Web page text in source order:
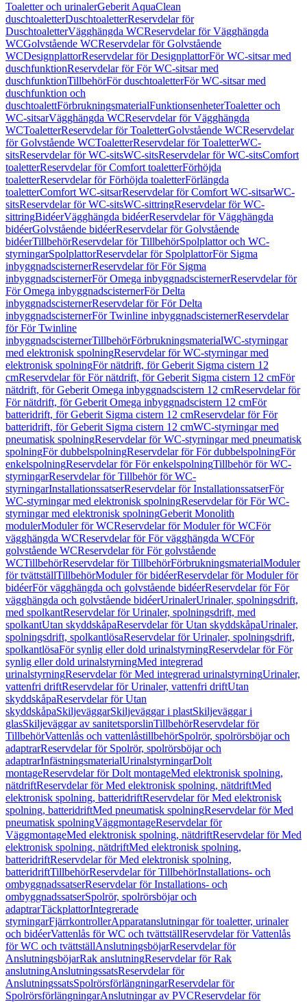
Toaletter och urinalerGeberit AquaClean
duschtoaletterDuschtoaletterReservdelar för
DuschtoaletterVägghängda WCReservdelar för Vägghängda
WCGolvstående WCReservdelar för Golvstående
WCDesignplattorReservdelar för DesignplattorFör WC-sitsar med
duschfunktionReservdelar för För WC-sitsar med
duschfunktionTillbehörFör duschtoaletterFör WC-sitsar med
duschfunktion och
duschtoalettFörbrukningsmaterialFunktionsenheterToaletter och
WC-sitsarVägghängda WCReservdelar för Vägghängda
WCToaletterReservdelar för ToaletterGolvstående WCReservdelar
för Golvstående WCToaletterReservdelar för ToaletterWC-
sitsReservdelar för WC-sitsWC-sitsReservdelar för WC-sitsComfort
toaletterReservdelar för Comfort toaletterFörhöjda
toaletterReservdelar för Förhöjda toaletterFörlängda
toaletterComfort WC-sitsarReservdelar för Comfort WC-sitsarWC-
sitsReservdelar för WC-sitsWC-sittringReservdelar för WC-
sittringBidéerVägghängda bidéerReservdelar för Vägghängda
bidéerGolvstående bidéerReservdelar för Golvstående
bidéerTillbehörReservdelar för TillbehörSpolplattor och WC-
styrningarSpolplattorReservdelar för SpolplattorFör Sigma
inbyggnadscisternerReservdelar för För Sigma
inbyggnadscisternerFör Omega inbyggnadscisternerReservdelar för
För Omega inbyggnadscisternerFör Delta
inbyggnadscisternerReservdelar för För Delta
inbyggnadscisternerFör Twinline inbyggnadscisternerReservdelar
för För Twinline
inbyggnadscisternerTillbehörFörbrukningsmaterialWC-styrningar
med elektronisk spolningReservdelar för WC-styrningar med
elektronisk spolningFör nätdrift, för Geberit Sigma cistern 12
cmReservdelar för För nätdrift, för Geberit Sigma cistern 12 cmFör
nätdrift, för Geberit Omega inbyggnadscistern 12 cmReservdelar för
För nätdrift, för Geberit Omega inbyggnadscistern 12 cmFör
batteridrift, för Geberit Sigma cistern 12 cmReservdelar för För
batteridrift, för Geberit Sigma cistern 12 cmWC-styrningar med
pneumatisk spolningReservdelar för WC-styrningar med pneumatisk
spolningFör dubbelspolningReservdelar för För dubbelspolningFör
enkelspolningReservdelar för För enkelspolningTillbehör för WC-
styrningarReservdelar för Tillbehör för WC-
styrningarInstallationssatserReservdelar för InstallationssatserFör
WC-styrningar med elektronisk spolningReservdelar för För WC-
styrningar med elektronisk spolningGeberit Monolith
modulerModuler för WCReservdelar för Moduler för WCFör
vägghängda WCReservdelar för För vägghängda WCFör
golvstående WCReservdelar för För golvstående
WCTillbehörReservdelar för TillbehörFörbrukningsmaterialModuler
för tvättställTillbehörModuler för bidéerReservdelar för Moduler för
bidéerFör vägghängda och golvstående bidéerReservdelar för För
vägghängda och golvstående bidéerUrinalerUrinaler, spolningsdrift,
med spolkantReservdelar för Urinaler, spolningsdrift, med
spolkantUtan skyddskåpaReservdelar för Utan skyddskåpaUrinaler,
spolningsdrift, spolkantlösaReservdelar för Urinaler, spolningsdrift,
spolkantlösaFör synlig eller dold urinalstyrningReservdelar för För
synlig eller dold urinalstyrningMed integrerad
urinalstyrningReservdelar för Med integrerad urinalstyrningUrinaler,
vattenfri driftReservdelar för Urinaler, vattenfri driftUtan
skyddskåpaReservdelar för Utan
skyddskåpaSkiljeväggarSkiljeväggar i plastSkiljeväggar i
glasSkiljeväggar av sanitetsporslinTillbehörReservdelar för
TillbehörVattenlås och vattenlåstillbehörSpolrör, spolrörsböjar och
adaptrarReservdelar för Spolrör, spolrörsböjar och
adaptrarInfästningsmaterialUrinalstyrningarDolt
montageReservdelar för Dolt montageMed elektronisk spolning,
nätdriftReservdelar för Med elektronisk spolning, nätdriftMed
elektronisk spolning, batteridriftReservdelar för Med elektronisk
spolning, batteridriftMed pneumatisk spolningReservdelar för Med
pneumatisk spolningVäggmontageReservdelar för
VäggmontageMed elektronisk spolning, nätdriftReservdelar för Med
elektronisk spolning, nätdriftMed elektronisk spolning,
batteridriftReservdelar för Med elektronisk spolning,
batteridriftTillbehörReservdelar för TillbehörInstallations- och
ombyggnadssatserReservdelar för Installations- och
ombyggnadssatserSpolrör, spolrörsböjar och
adaptrarTäckplattorIntegrerade
styrningarFjärrkontrollerApparatanslutningar för toaletter, urinaler
och bidéerVattenlås för WC och tvättställReservdelar för Vattenlås
för WC och tvättställAnslutningsböjarReservdelar för
AnslutningsböjarRak anslutningReservdelar för Rak
anslutningAnslutningssatsReservdelar för
AnslutningssatsSpolrörsförlängningarReservdelar för
SpolrörsförlängningarAnslutningar av PVCReservdelar för